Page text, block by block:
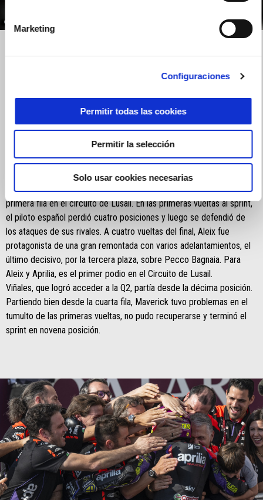
Marketing
Configuraciones
Permitir todas las cookies
Permitir la selección
Solo usar cookies necesarias
Item
Item
UNA GRAN REMONTADA,
MAVERICK NOVENO
Gran día para Aleix Espargaró que, en la clasificación, se hizo con la
segunda posición de la parrilla, la primera vez que Aprilia ocupa la
primera fila en el circuito de Lusail. En las primeras vueltas al sprint,
el piloto español perdió cuatro posiciones y luego se defendió de
los ataques de sus rivales. A cuatro vueltas del final, Aleix fue
protagonista de una gran remontada con varios adelantamientos, el
último decisivo, por la tercera plaza, sobre Pecco Bagnaia. Para
Aleix y Aprilia, es el primer podio en el Circuito de Lusail.
Viñales, que logró acceder a la Q2, partía desde la décima posición.
Partiendo bien desde la cuarta fila, Maverick tuvo problemas en el
tumulto de las primeras vueltas, no pudo recuperarse y terminó el
sprint en novena posición.